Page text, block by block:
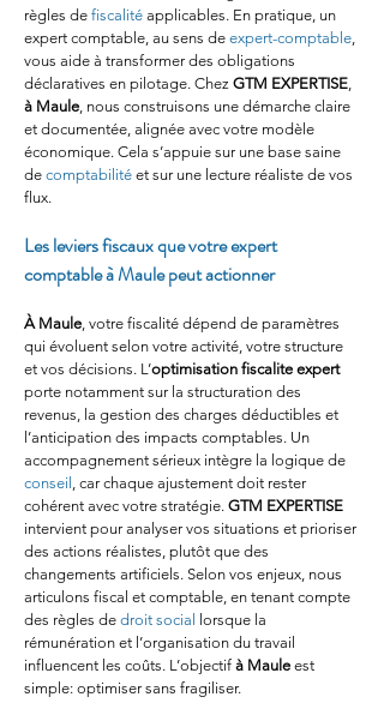
règles de fiscalité applicables. En pratique, un
expert comptable, au sens de expert-comptable,
vous aide à transformer des obligations
déclaratives en pilotage. Chez GTM EXPERTISE,
à Maule, nous construisons une démarche claire
et documentée, alignée avec votre modèle
économique. Cela s’appuie sur une base saine
de comptabilité et sur une lecture réaliste de vos
flux.
Les leviers fiscaux que votre expert
comptable à Maule peut actionner
À Maule, votre fiscalité dépend de paramètres
qui évoluent selon votre activité, votre structure
et vos décisions. L’optimisation fiscalite expert
porte notamment sur la structuration des
revenus, la gestion des charges déductibles et
l’anticipation des impacts comptables. Un
accompagnement sérieux intègre la logique de
conseil , car chaque ajustement doit rester
cohérent avec votre stratégie. GTM EXPERTISE
intervient pour analyser vos situations et prioriser
des actions réalistes, plutôt que des
changements artificiels. Selon vos enjeux, nous
articulons fiscal et comptable, en tenant compte
des règles de droit social
lorsque la
rémunération et l’organisation du travail
influencent les coûts. L’objectif à Maule est
simple: optimiser sans fragiliser.